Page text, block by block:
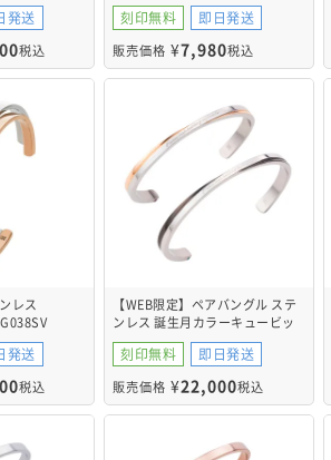
発送
税込
刻印無料 即日発送
販売価格 ¥7,980税込
レス
発送
税込
【WEB限定】ペアバングル ステ
ンレス 誕生月カラーキュービッ
ク 4SBG035GO&4SBG035BK
刻印無料 即日発送
販売価格 ¥22,000税込